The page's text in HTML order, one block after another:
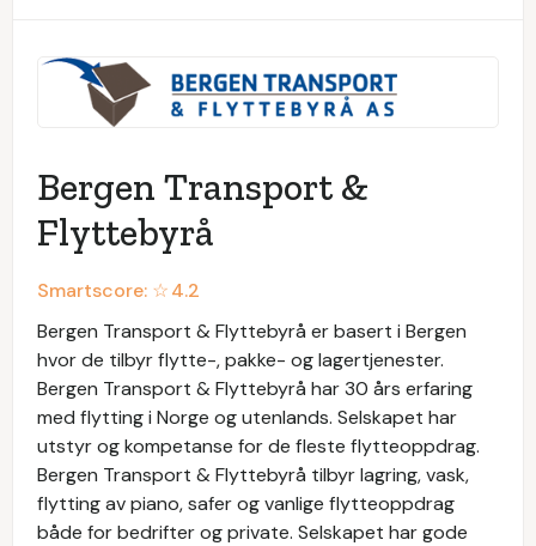
Bergen Transport &
Flyttebyrå
Smartscore: ☆4.2
Bergen Transport & Flyttebyrå er basert i Bergen
hvor de tilbyr flytte-, pakke- og lagertjenester.
Bergen Transport & Flyttebyrå har 30 års erfaring
med flytting i Norge og utenlands. Selskapet har
utstyr og kompetanse for de fleste flytteoppdrag.
Bergen Transport & Flyttebyrå tilbyr lagring, vask,
flytting av piano, safer og vanlige flytteoppdrag
både for bedrifter og private. Selskapet har gode